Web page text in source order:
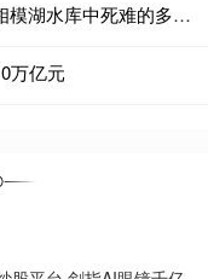
证券怎么杠杆 日本举行仪式悼念在修建相模湖水库中死难的多国劳工(4)
万亿元